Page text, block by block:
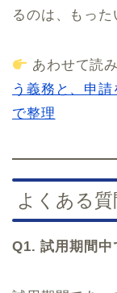
るのは、もった
あわせて読
う義務と、申
で整理
よくある質
Q1. 試用期間中